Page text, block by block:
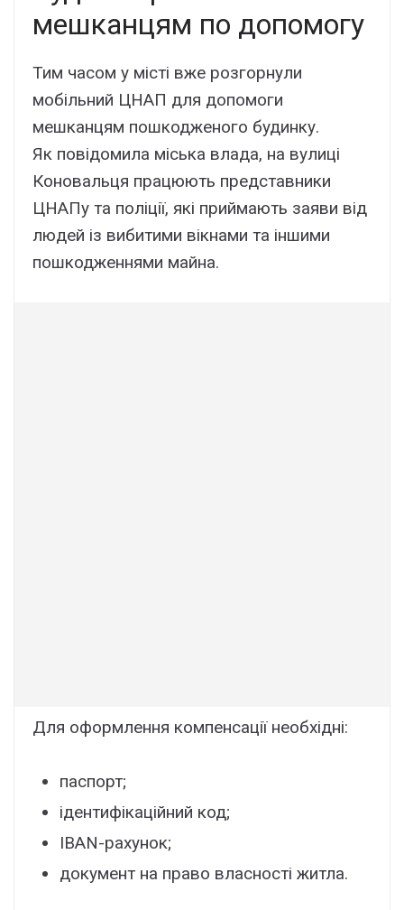
мешканцям по допомогу
Тим часом у місті вже розгорнули
мобільний ЦНАП для допомоги
мешканцям пошкодженого будинку.
Як повідомила міська влада, на вулиці
Коновальця працюють представники
ЦНАПу та поліції, які приймають заяви від
людей із вибитими вікнами та іншими
пошкодженнями майна.
Для оформлення компенсації необхідні:
паспорт;
ідентифікаційний код;
IBAN-рахунок;
документ на право власності житла.